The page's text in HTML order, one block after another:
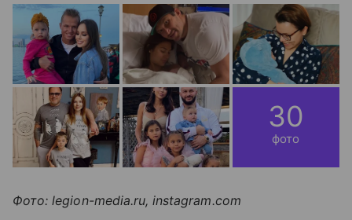
30
фото
Фото: legion-media.ru, instagram.com